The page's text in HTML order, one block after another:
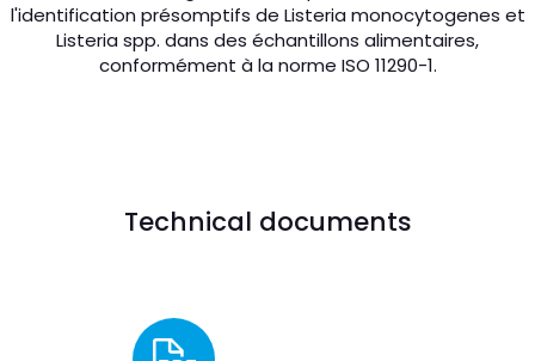
l'identification présomptifs de Listeria monocytogenes et
Listeria spp. dans des échantillons alimentaires,
conformément à la norme ISO 11290-1.
Technical documents